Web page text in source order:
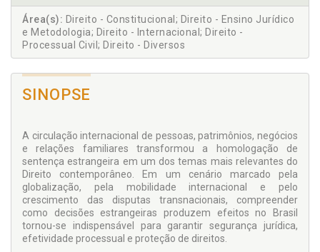
Área(s): Direito - Constitucional; Direito - Ensino Jurídico
e Metodologia; Direito - Internacional; Direito -
Processual Civil; Direito - Diversos
SINOPSE
A circulação internacional de pessoas, patrimônios, negócios
e relações familiares transformou a homologação de
sentença estrangeira em um dos temas mais relevantes do
Direito contemporâneo. Em um cenário marcado pela
globalização, pela mobilidade internacional e pelo
crescimento das disputas transnacionais, compreender
como decisões estrangeiras produzem efeitos no Brasil
tornou-se indispensável para garantir segurança jurídica,
efetividade processual e proteção de direitos.